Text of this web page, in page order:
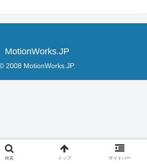
MotionWorks.JP
2008 MotionWorks.JP.
検索 トップ サイドバー